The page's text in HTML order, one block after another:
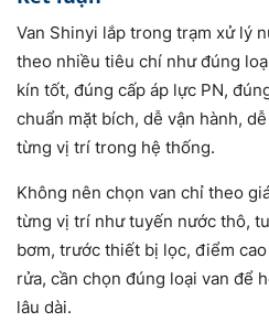
Van Shinyi lắp trong trạm xử lý
theo nhiều tiêu chí như đúng
kín tốt, đúng cấp áp lực PN,
chuẩn mặt bích, dễ vận hành,
từng vị trí trong hệ thống.
Không nên chọn van chỉ theo
từng vị trí như tuyến nước thô,
bơm, trước thiết bị lọc, điểm
rửa, cần chọn đúng loại van để
lâu dài.